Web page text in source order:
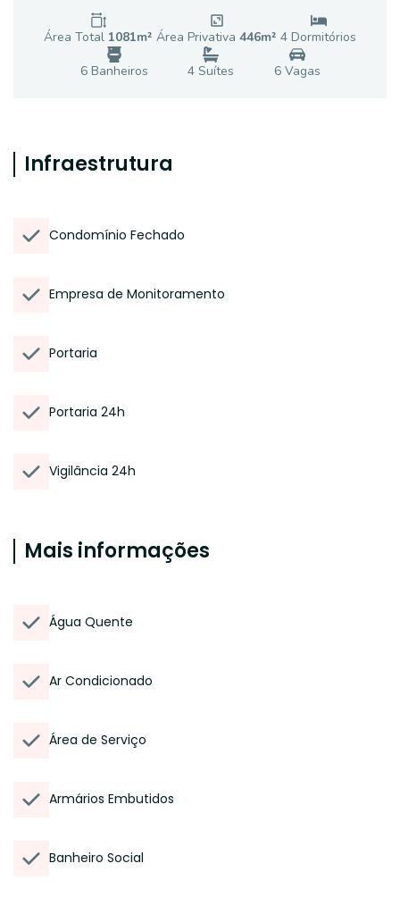
Área Total 1081m² Área Privativa 446m² 4 Dormitórios
6Banheiros 4 Suítes 6Vagas
Infraestrutura
Condomínio Fechado
Empresa de Monitoramento
Portaria
Portaria 24h
Vigilância 24h
Mais informações
Água Quente
Ar Condicionado
Área de Serviço
Armários Embutidos
Banheiro Social